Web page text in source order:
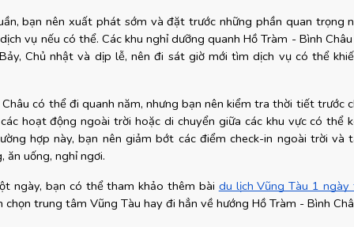
bạn nên xuất phát sớm và đặt trước những phần quan trọng
vụ nếu có thể. Các khu nghỉ dưỡng quanh Hồ Tràm - Bình
Chủ nhật và dịp lễ, nên đi sát giờ mới tìm dịch vụ có thể
có thể đi quanh năm, nhưng bạn nên kiểm tra thời tiết trước
hoạt động ngoài trời hoặc di chuyển giữa các khu vực có thể
hợp này, bạn nên giảm bớt các điểm check-in ngoài trời và
ăn uống, nghỉ ngơi.
ngày, bạn có thể tham khảo thêm bài du lịch Vũng Tàu 1
chọn trung tâm Vũng Tàu hay đi hẳn về hướng Hồ Tràm - Bình